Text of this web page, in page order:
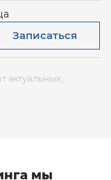
Записаться
актуальных,
мы